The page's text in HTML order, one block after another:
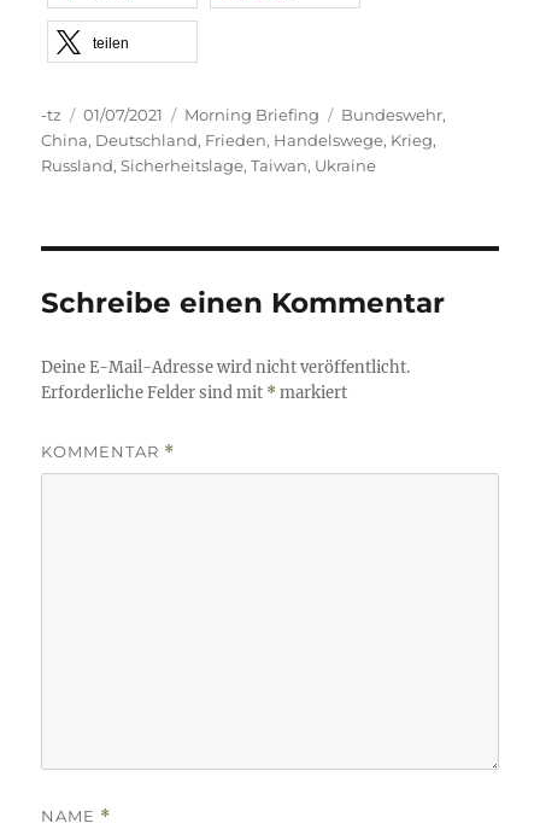
teilen
Autor
-tz
Veröffentlicht
am
01/07/2021 Kategorien
Morning Briefing Schlagwörter
Bundeswehr,
China, Deutschland, Frieden, Handelswege, Krieg,
Russland,Sicherheitslage,Taiwan, Ukraine
Schreibe einen Kommentar
Deine E-Mail-Adresse wird nicht veröffentlicht.
Erforderliche Felder sind mit *markiert
KOMMENTAR *
NAME *